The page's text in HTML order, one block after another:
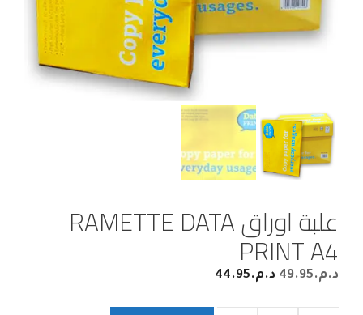
علبة اوراق RAMETTE DATA
PRINT A4
د.م.49.95 د.م.44.95